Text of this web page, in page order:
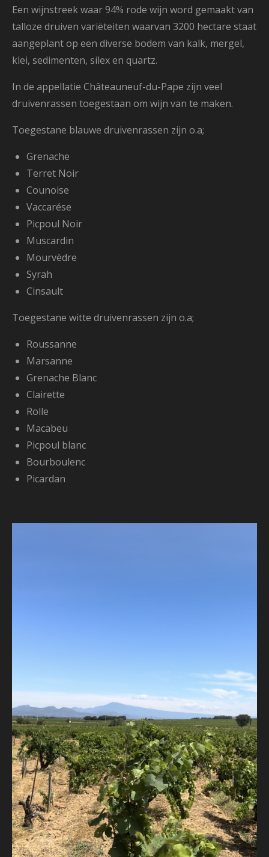
Een wijnstreek waar94% rode wijn word gemaakt van
talloze druiven variëteiten waarvan 3200 hectare staat
aangeplant op een diverse bodem van kalk, mergel,
klei, sedimenten, silex en quartz.
In de appellatie Châteauneuf-du-Pape zijn veel
druivenrassen toegestaan om wijn van te maken.
Toegestane blauwe druivenrassen zijn o.a;
Grenache
Terret Noir
Counoise
Vaccarése
Picpoul Noir
Muscardin
Mourvèdre
Syrah
Cinsault
Toegestane witte druivenrassen zijn o.a;
Roussanne
Marsanne
Grenache Blanc
Clairette
Rolle
Macabeu
Picpoul blanc
Bourboulenc
Picardan